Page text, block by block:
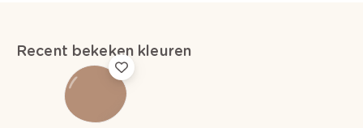
Recent bekeken kleuren